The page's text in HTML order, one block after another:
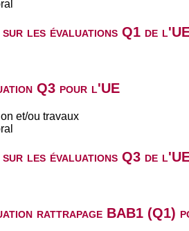
sur les évaluations Q1 de
Q3 pour l'UE
et/ou travaux
sur les évaluations Q3 de
rattrapage BAB1 (Q1)